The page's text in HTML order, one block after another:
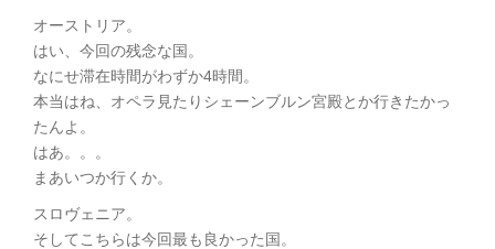
オーストリア。
はい、今回の残念な国。
なにせ滞在時間がわずか4時間。
本当はね、オペラ見たりシェーンブルン宮殿とか行きたかっ
たんよ。
はあ。。。
まあいつか行くか。
スロヴェニア。
そしてこちらは今回最も良かった国。